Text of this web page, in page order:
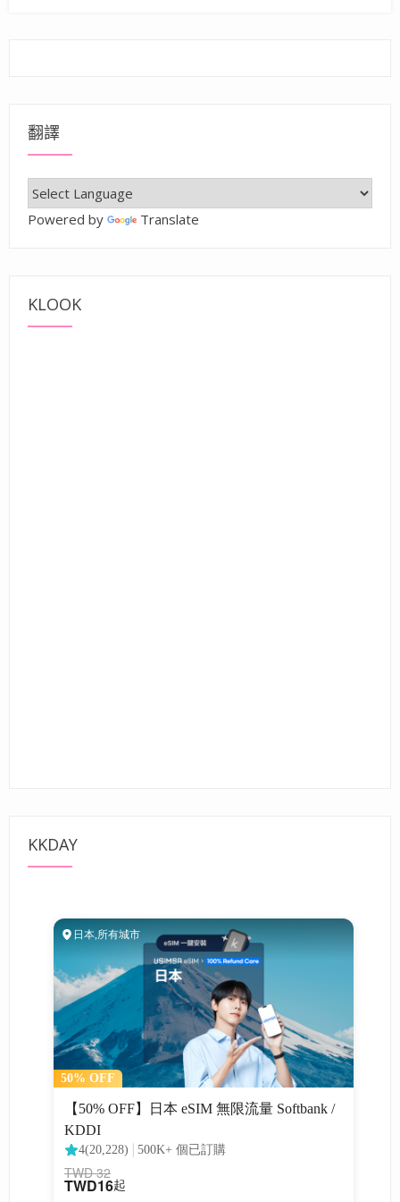
翻譯
Powered by Translate
KLOOK
KKDAY